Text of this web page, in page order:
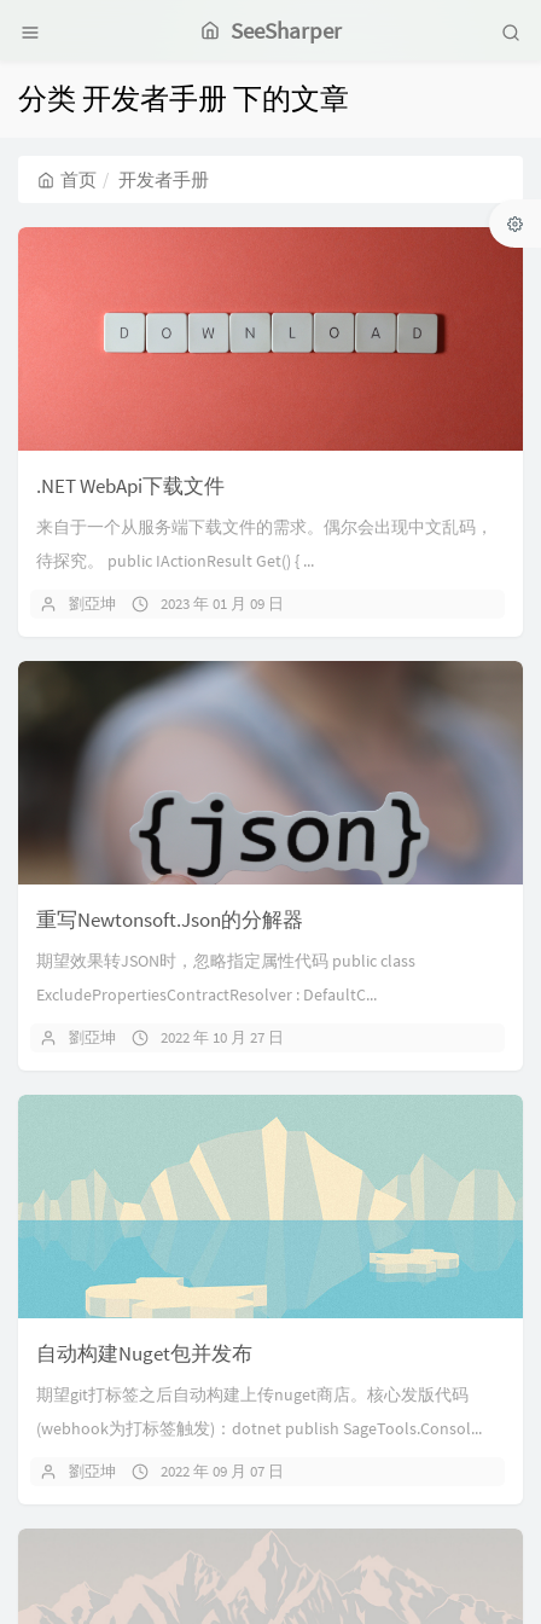
SeeSharper
分类 开发者手册 下的文章
首页 开发者手册
.NET WebApi下载文件
来自于一个从服务端下载文件的需求。偶尔会出现中文乱码，
待探究。 public IActionResult Get() { ...
劉亞坤 2023 年 01 月 09 日
重写Newtonsoft.Json的分解器
期望效果转JSON时，忽略指定属性代码 public class
ExcludePropertiesContractResolver : DefaultC...
劉亞坤 2022 年 10 月 27 日
自动构建Nuget包并发布
期望git打标签之后自动构建上传nuget商店。核心发版代码
(webhook为打标签触发)：dotnet publish SageTools.Consol...
劉亞坤 2022 年 09 月 07 日